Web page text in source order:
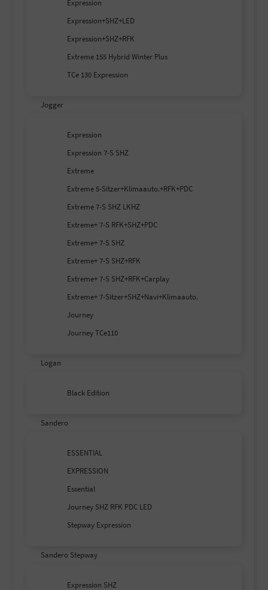
Expression
Expression+SHZ+LED
Expression+SHZ+RFK
Extreme 155 Hybrid Winter Plus
TCe 130 Expression
Jogger
Expression
Expression 7-S SHZ
Extreme
Extreme 5-Sitzer+Klimaauto.+RFK+PDC
Extreme 7-S SHZ LKHZ
Extreme+ 7-S RFK+SHZ+PDC
Extreme+ 7-S SHZ
Extreme+ 7-S SHZ+RFK
Extreme+ 7-S SHZ+RFK+Carplay
Extreme+ 7-Sitzer+SHZ+Navi+Klimaauto.
Journey
Journey TCe110
Logan
Black Edition
Sandero
ESSENTIAL
EXPRESSION
Essential
Journey SHZ RFK PDC LED
Stepway Expression
Sandero Stepway
Expression SHZ